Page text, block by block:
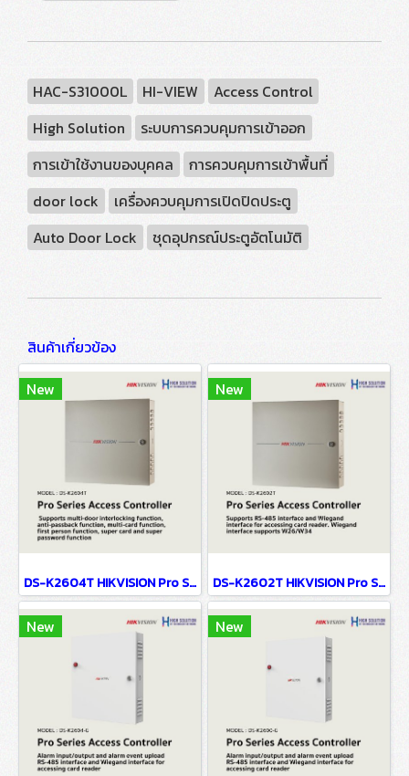
HAC-S31000L HI-VIEW
Access Control
High Solution
ระบบการควบคุมการเข้าออก
การเข้าใช้งานของบุคคล
การควบคุมการเข้าพื้นที่
door lock
เครื่องควบคุมการเปิดปิดประตู
Auto Door Lock
ชุดอุปกรณ์ประตูอัตโนมัติ
สินค้าเกี่ยวข้อง
New
DS-K2604T HIKVISION Pro Series Access Controller
New
DS-K2602T HIKVISION Pro Series Access Controller
New New